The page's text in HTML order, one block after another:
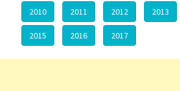
2010 2011 2012 2013
2015 2016 2017